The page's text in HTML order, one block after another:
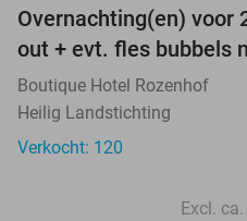
Overnachting(en) voor
out + evt. fles bubbels
Boutique Hotel Rozenhof
Heilig Landstichting
Verkocht: 120
Excl.